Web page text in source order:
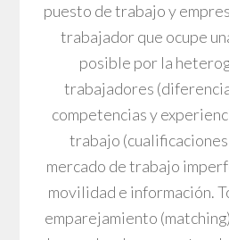
puesto de trabajo y
trabajador que ocupe
posible por la
trabajadores
competencias y
trabajo
mercado de trabajo
movilidad e información.
emparejamiento